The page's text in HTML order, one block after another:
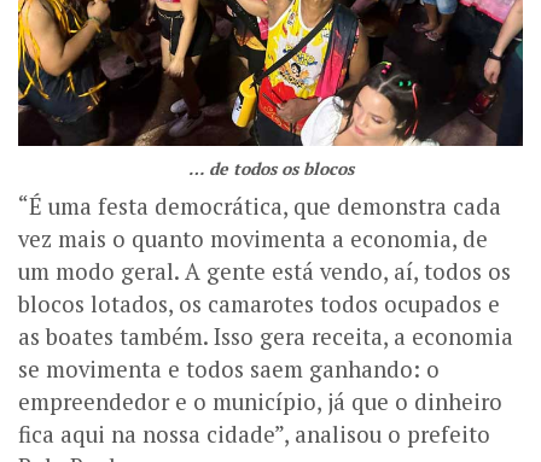
… de todos os blocos
“É uma festa democrática, que demonstra cada
vez mais o quanto movimenta a economia, de
um modo geral. A gente está vendo, aí, todos os
blocos lotados, os camarotes todos ocupados e
as boates também. Isso gera receita, a economia
se movimenta e todos saem ganhando: o
empreendedor e o município, já que o dinheiro
fica aqui na nossa cidade”, analisou o prefeito